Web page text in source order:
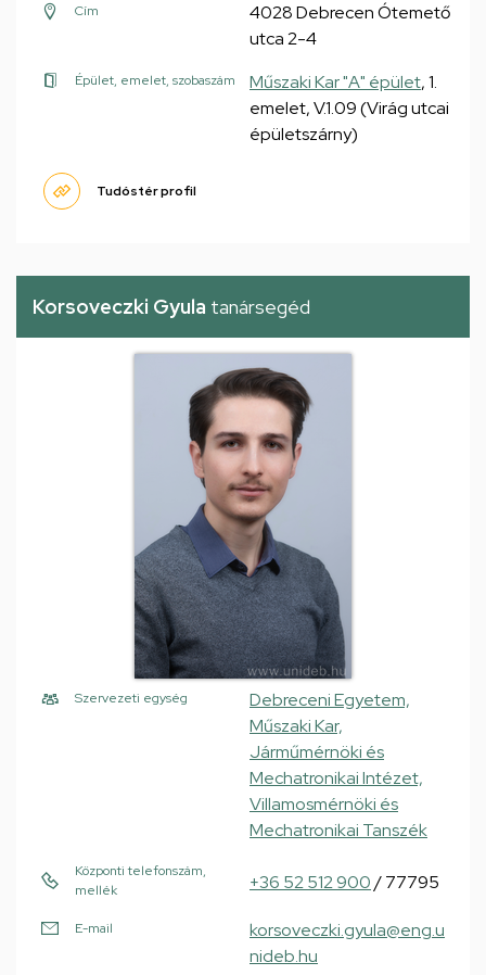
Cím
4028 Debrecen Ótemető
utca 2-4
Épület, emelet, szobaszám Műszaki Kar "A" épület, 1.
emelet, V.1.09 (Virág utcai
épületszárny)
Tudóstér profil
Korsoveczki Gyula tanársegéd
Szervezeti egység
Debreceni Egyetem,
Műszaki Kar,
Járműmérnöki és
Mechatronikai Intézet,
Villamosmérnöki és
Mechatronikai Tanszék
Központi telefonszám,
mellék
+36 52 512 900/ 77795
E-mail
korsoveczki.gyula@eng.u
nideb.hu